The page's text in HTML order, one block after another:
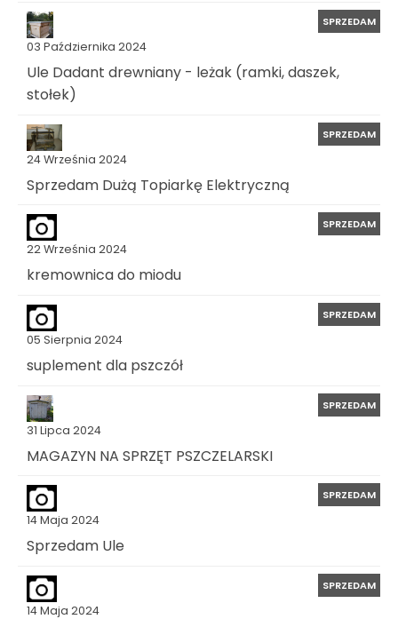
03 Października 2024
SPRZEDAM
Ule Dadant drewniany - leżak (ramki, daszek,
stołek)
24 Września 2024
SPRZEDAM
Sprzedam Dużą Topiarkę Elektryczną
22 Września 2024
SPRZEDAM
kremownica do miodu
05 Sierpnia 2024
SPRZEDAM
suplement dla pszczół
31 Lipca 2024
SPRZEDAM
MAGAZYN NA SPRZĘT PSZCZELARSKI
14 Maja 2024
SPRZEDAM
Sprzedam Ule
14 Maja 2024
SPRZEDAM